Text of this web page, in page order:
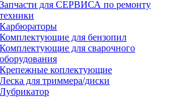
Запчасти для СЕРВИСА по ремонту
техники
Карбюраторы
Комплектующие для бензопил
Комплектующие для сварочного
оборудования
Крепежные коплектующие
Леска для триммера/диски
Лубрикатор